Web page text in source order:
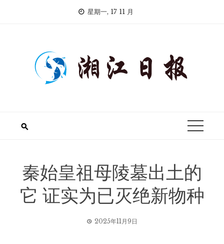
星期一, 17 11 月
秦始皇祖母陵墓出土的
它 证实为已灭绝新物种
2025年11月9日